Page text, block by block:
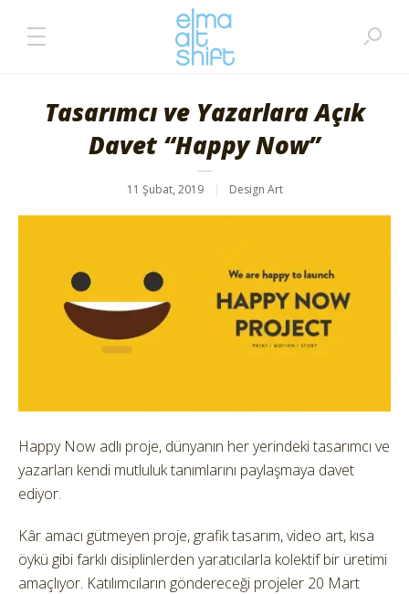
Tasarımcı ve Yazarlara Açık
Davet “Happy Now”
11 Şubat, 2019 Design Art
Happy Now adlı proje, dünyanın her yerindeki tasarımcı ve
yazarları kendi mutluluk tanımlarını paylaşmaya davet
ediyor.
Kâr amacı gütmeyen proje, grafik tasarım, video art, kısa
öykü gibi farklı disiplinlerden yaratıcılarla kolektif bir üretimi
amaçlıyor. Katılımcıların göndereceği projeler 20 Mart